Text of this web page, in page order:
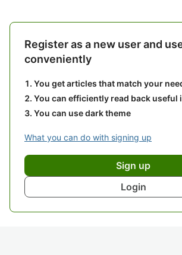
Register as a new user and
conveniently
You get articles that match your
You can efficiently read back useful
You can use dark theme
What you can do with signing up
Sign up
Login